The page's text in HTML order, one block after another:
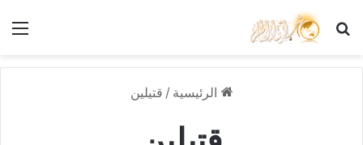
بحث عن
الرئيسية / قتيلين